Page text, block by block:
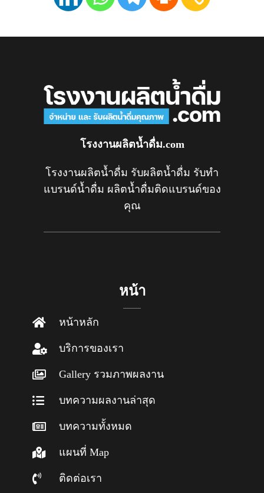
โรงงานผลิตน้ำดื่ม.com
โรงงานผลิตน้ำดื่ม รับผลิตน้ำดื่ม รับทำ
แบรนด์น้ำดื่ม ผลิตน้ำดื่มติดแบรนด์ของ
คุณ
หน้า
หน้าหลัก
บริการของเรา
Gallery รวมภาพผลงาน
บทความผลงานล่าสุด
บทความทั้งหมด
แผนที่ Map
ติดต่อเรา